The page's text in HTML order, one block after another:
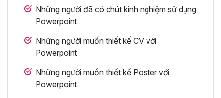
Những người đã có chút kinh nghiệm sử dụng
Powerpoint
Những người muốn thiết kế CV với
Powerpoint
Những người muốn thiết kế Poster với
Powerpoint